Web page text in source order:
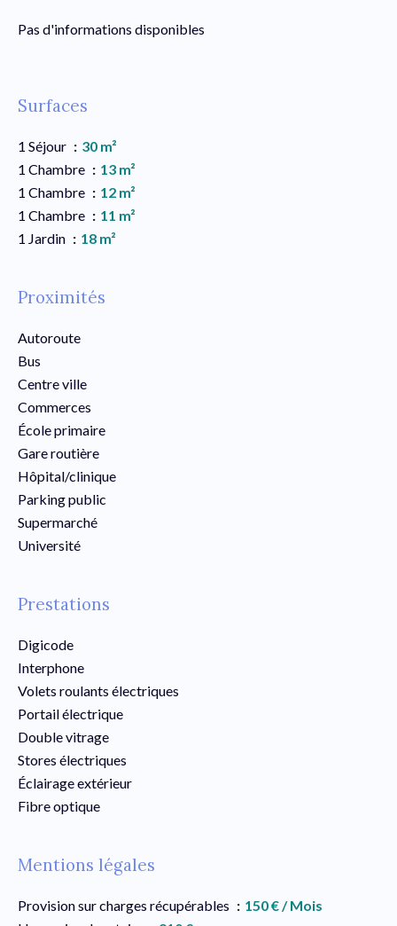
Pas d'informations disponibles
Surfaces
1 Séjour
30 m²
1 Chambre
13 m²
1 Chambre
12 m²
1 Chambre
11 m²
1 Jardin
18 m²
Proximités
Autoroute
Bus
Centre ville
Commerces
École primaire
Gare routière
Hôpital/clinique
Parking public
Supermarché
Université
Prestations
Digicode
Interphone
Volets roulants électriques
Portail électrique
Double vitrage
Stores électriques
Éclairage extérieur
Fibre optique
Mentions légales
Provision sur charges récupérables
150 € / Mois